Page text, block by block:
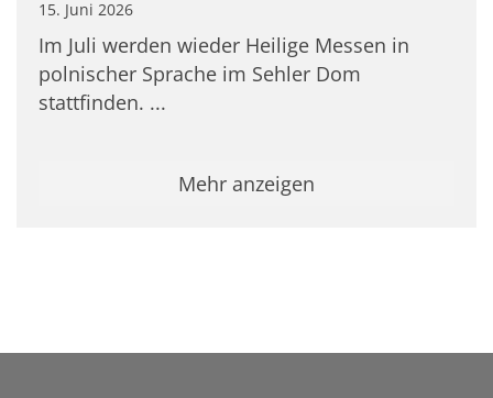
15. Juni 2026
Im Juli werden wieder Heilige Messen in
polnischer Sprache im Sehler Dom
stattfinden. ...
Mehr anzeigen